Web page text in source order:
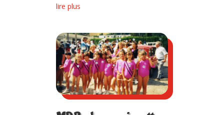
lire plus